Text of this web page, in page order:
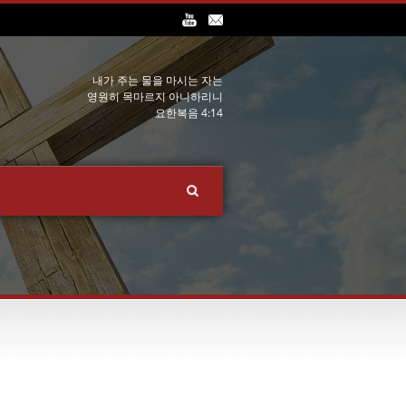
내가 주는 물을 마시는 자는
영원히 목마르지 아니하리니
요한복음 4:14